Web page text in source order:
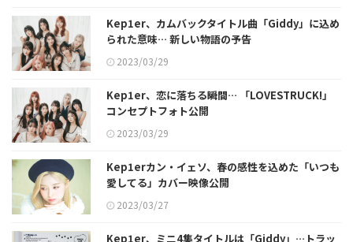
Kep1er、カムバックタイトル曲「Giddy」に込め
られた意味… 新しい物語の予告
2023/03/29
Kep1er、恋に落ちる瞬間… 「LOVESTRUCK!」
コンセプトフォト公開
2023/03/29
Kep1erカン・イェソ、春の感性を込めた「いつも
愛してる」カバー映像公開
2023/03/27
Kep1er、ミニ4集タイトルは「Giddy」…トラッ